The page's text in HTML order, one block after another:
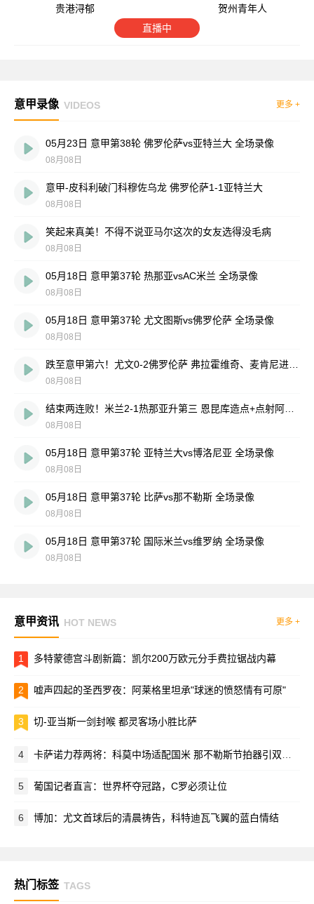
贵港浔郁
贺州青年人
直播中
意甲录像 VIDEOS 更多 +
05月23日 意甲第38轮 佛罗伦萨vs亚特兰大 全场录像
08月08日
意甲-皮科利破门科穆佐乌龙 佛罗伦萨1-1亚特兰大
08月08日
笑起来真美！不得不说亚马尔这次的女友选得没毛病
08月08日
05月18日 意甲第37轮 热那亚vsAC米兰 全场录像
08月08日
05月18日 意甲第37轮 尤文图斯vs佛罗伦萨 全场录像
08月08日
08月08日
08月08日
05月18日 意甲第37轮 亚特兰大vs博洛尼亚 全场录像
08月08日
05月18日 意甲第37轮 比萨vs那不勒斯 全场录像
08月08日
05月18日 意甲第37轮 国际米兰vs维罗纳 全场录像
08月08日
意甲资讯 HOT NEWS 更多 +
1 多特蒙德宫斗剧新篇：凯尔200万欧元分手费拉锯战内幕
2 嘘声四起的圣西罗夜：阿莱格里坦承"球迷的愤怒情有可原"
3 切-亚当斯一剑封喉 都灵客场小胜比萨
4 卡萨诺力荐两将：科莫中场适配国米 那不勒斯节拍器引双雄争夺
5 葡国记者直言：世界杯夺冠路，C罗必须让位
6 博加：尤文首球后的清晨祷告，科特迪瓦飞翼的蓝白情结
热门标签 TAGS